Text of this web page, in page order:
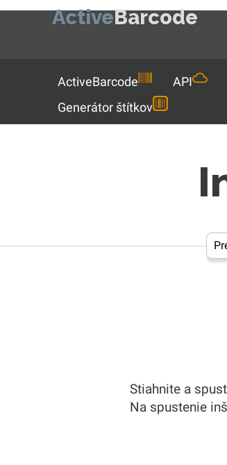
ActiveBarcode
ActiveBarcode API
Generátor štítkov
Stiahnite a
Na spustenie